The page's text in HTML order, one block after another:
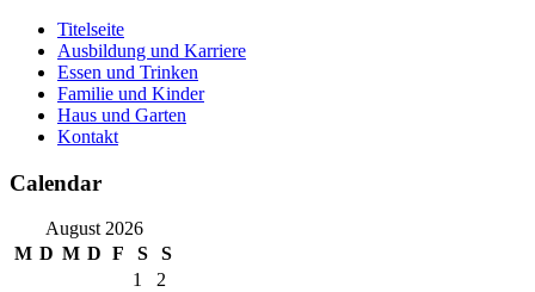
Skip
content
Titelseite
Ausbildung und Karriere
Essen und Trinken
Familie und Kinder
Haus und Garten
Kontakt
Calendar
August 2026
M D M D F S
S
1
2